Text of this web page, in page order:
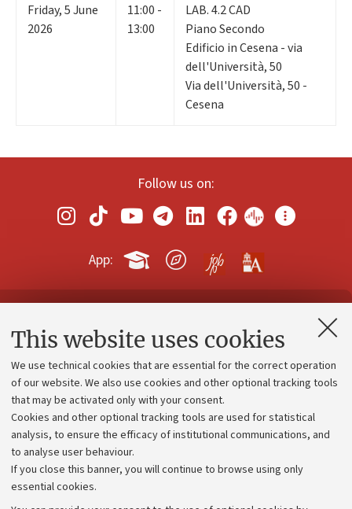
This website uses cookies
We use technical cookies that are essential for the correct operation
of our website. We also use cookies and other optional tracking tools
that may be activated only with your consent.
Cookies and other optional tracking tools are used for statistical
analysis, to ensure the efficacy of institutional communications, and
to analyse user behaviour.
If you close this banner, you will continue to browse using only
essential cookies.
Friday,5June
2026
11:00 -
13:00
LAB. 4.2 CAD
Piano Secondo
Edificio in Cesena - via
dell'Università, 50
Via dell'Università, 50 -
Cesena
Follow us on:
App:
Contacts and certified e-mail (PEC)
Administrative divisions
Work with us
Alumni community
Strategic plan
University budgets